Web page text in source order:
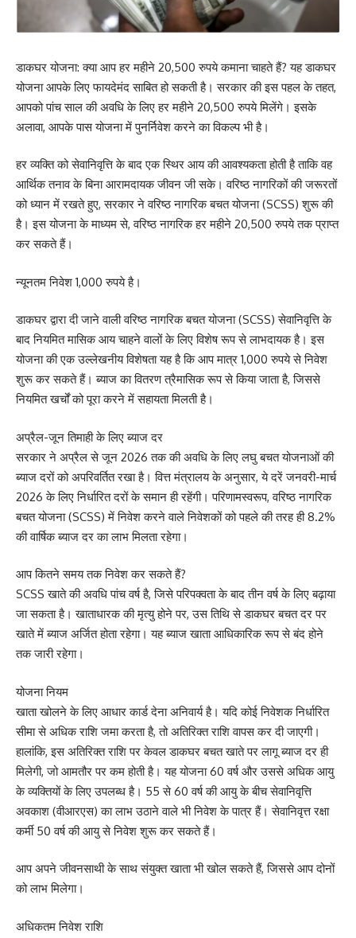
डाकघर योजना: क्या आप हर महीने 20,500 रुपये कमाना चाहते हैं? यह डाकघर
योजना आपके लिए फायदेमंद साबित हो सकती है। सरकार की इस पहल के तहत,
आपको पांच साल की अवधि के लिए हर महीने 20,500 रुपये मिलेंगे। इसके
अलावा, आपके पास योजना में पुनर्निवेश करने का विकल्प भी है।
हर व्यक्ति को सेवानिवृत्ति के बाद एक स्थिर आय की आवश्यकता होती है ताकि वह
आर्थिक तनाव के बिना आरामदायक जीवन जी सके। वरिष्ठ नागरिकों की जरूरतों
को ध्यान में रखते हुए, सरकार ने वरिष्ठ नागरिक बचत योजना (SCSS) शुरू की
है। इस योजना के माध्यम से, वरिष्ठ नागरिक हर महीने 20,500 रुपये तक प्राप्त
कर सकते हैं।
न्यूनतम निवेश 1,000 रुपये है।
डाकघर द्वारा दी जाने वाली वरिष्ठ नागरिक बचत योजना (SCSS) सेवानिवृत्ति के
बाद नियमित मासिक आय चाहने वालों के लिए विशेष रूप से लाभदायक है। इस
योजना की एक उल्लेखनीय विशेषता यह है कि आप मात्र 1,000 रुपये से निवेश
शुरू कर सकते हैं। ब्याज का वितरण त्रैमासिक रूप से किया जाता है, जिससे
नियमित खर्चों को पूरा करने में सहायता मिलती है।
अप्रैल-जून तिमाही के लिए ब्याज दर
सरकार ने अप्रैल से जून 2026 तक की अवधि के लिए लघु बचत योजनाओं की
ब्याज दरों को अपरिवर्तित रखा है। वित्त मंत्रालय के अनुसार, ये दरें जनवरी-मार्च
2026 के लिए निर्धारित दरों के समान ही रहेंगी। परिणामस्वरूप, वरिष्ठ नागरिक
बचत योजना (SCSS) में निवेश करने वाले निवेशकों को पहले की तरह ही 8.2%
की वार्षिक ब्याज दर का लाभ मिलता रहेगा।
आप कितने समय तक निवेश कर सकते हैं?
SCSS खाते की अवधि पांच वर्ष है, जिसे परिपक्वता के बाद तीन वर्ष के लिए बढ़ाया
जा सकता है। खाताधारक की मृत्यु होने पर, उस तिथि से डाकघर बचत दर पर
खाते में ब्याज अर्जित होता रहेगा। यह ब्याज खाता आधिकारिक रूप से बंद होने
तक जारी रहेगा।
योजना नियम
खाता खोलने के लिए आधार कार्ड देना अनिवार्य है। यदि कोई निवेशक निर्धारित
सीमा से अधिक राशि जमा करता है, तो अतिरिक्त राशि वापस कर दी जाएगी।
हालांकि, इस अतिरिक्त राशि पर केवल डाकघर बचत खाते पर लागू ब्याज दर ही
मिलेगी, जो आमतौर पर कम होती है। यह योजना 60 वर्ष और उससे अधिक आयु
के व्यक्तियों के लिए उपलब्ध है। 55 से 60 वर्ष की आयु के बीच सेवानिवृत्ति
अवकाश (वीआरएस) का लाभ उठाने वाले भी निवेश के पात्र हैं। सेवानिवृत्त रक्षा
कर्मी 50 वर्ष की आयु से निवेश शुरू कर सकते हैं।
आप अपने जीवनसाथी के साथ संयुक्त खाता भी खोल सकते हैं, जिससे आप दोनों
को लाभ मिलेगा।
अधिकतम निवेश राशि